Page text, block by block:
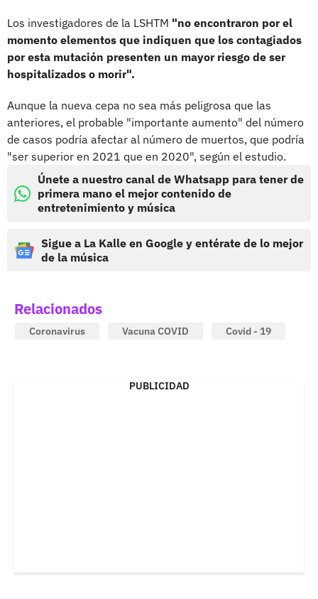
Los investigadores de la LSHTM "no encontraron por el
momento elementos que indiquen que los contagiados
por esta mutación presenten un mayor riesgo de ser
hospitalizados o morir".
Aunque la nueva cepa no sea más peligrosa que las
anteriores, el probable "importante aumento" del número
de casos podría afectar al número de muertos, que podría
"ser superior en 2021 que en 2020", según el estudio.
Únete a nuestro canal de Whatsapp para tener de
primera mano el mejor contenido de
entretenimiento y música
Sigue a La Kalle en Google y entérate de lo mejor
de la música
Relacionados
Coronavirus Vacuna COVID Covid - 19
PUBLICIDAD